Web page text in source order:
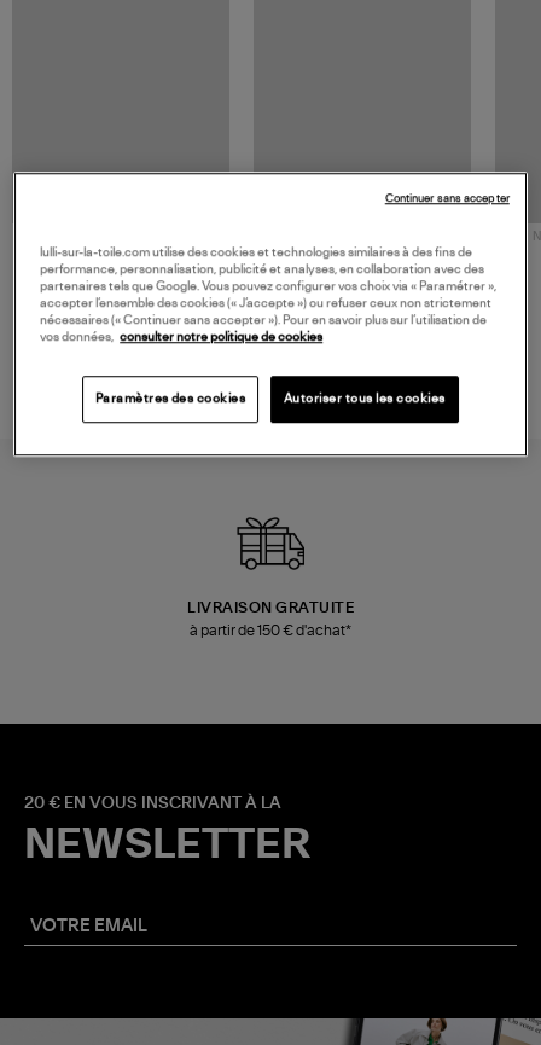
480,00 €
JEROME DREYFUSS
Sac Bobi S Cuir Lamé
Champagne
189,00 €
TORAL
Mocassins Killian Sport
Mousse
LIVRAISON GRATUITE
à partir de 150 € d'achat*
20 € EN VOUS INSCRIVANT À LA
NEWSLETTER
lulli-sur-la-toile.com utilise des cookies et technologies similaires à des fins de
performance, personnalisation, publicité et analyses, en collaboration avec des
partenaires tels que Google. Vous pouvez configurer vos choix via « Paramétrer »,
accepter l’ensemble des cookies (« J’accepte ») ou refuser ceux non strictement
nécessaires (« Continuer sans accepter »). Pour en savoir plus sur l’utilisation de
vos données,
consulter notre politique de cookies
Paramètres des cookies Autoriser tous les cookies
Continuer sans accepter